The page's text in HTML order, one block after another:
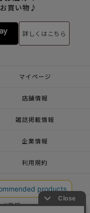
買い物♪
詳しくはこちら
マイページ
店舗情報
雑誌掲載情報
企業情報
利用規約
一緒に働こう♪求人情報
登録